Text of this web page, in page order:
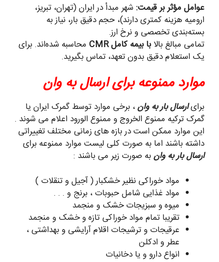
عوامل مؤثر بر قیمت: شهر مبدأ در ایران (تهران، تبریز،
ارومیه هزینه کمتری دارند)، حجم دقیق بار، نیاز به
بسته‌بندی تخصصی و نرخ ارز.
تمامی مبالغ بالا با بیمه کامل CMR
محاسبه شده‌اند. برای
یک استعلام دقیق بدون تعهد، تماس بگیرید.
موارد ممنوعه برای ارسال به وان
برایارسال بار به وان، برخی موارد توسط گمرک ایران یا
گمرک ترکیه ممنوع الخروج و ممنوع الورود اعلام می شوند .
این موارد ممکن است در بازه های زمانی مختلف تغییراتی
داشته باشند اما به صورت کلی لیست موارد ممنوعه برای
ارسال بار به وانبه صورت زیر می باشند :
مواد خوراکی نظیر خشکبار ( آجیل و تنقلات )
مواد غذایی شامل حبوبات ، برنج و . . .
میوه و سبزیجات خشک و منجمد
تقریبا تمام مواد خوراکی تازه و خشک و منجمد
عرقیجات و ترشیجات اقلام آرایشی و بهداشتی ،
عطر و ادکلن
انواع دارو و یا دخانیات